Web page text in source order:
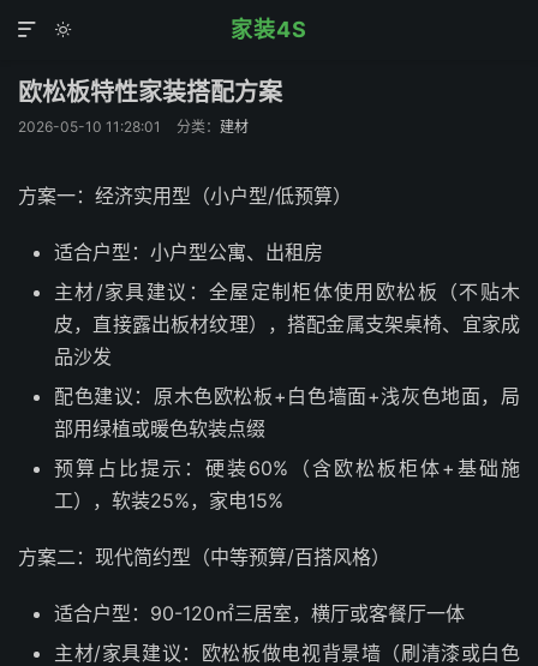
家装4S


欧松板特性家装搭配方案
2026-05-10 11:28:01 分类： 建材
方案一：经济实用型（小户型/低预算）
适合户型：小户型公寓、出租房
主材/家具建议：全屋定制柜体使用欧松板（不贴木
皮，直接露出板材纹理），搭配金属支架桌椅、宜家成
品沙发
配色建议：原木色欧松板+白色墙面+浅灰色地面，局
部用绿植或暖色软装点缀
预算占比提示：硬装60%（含欧松板柜体+基础施
工），软装25%，家电15%
方案二：现代简约型（中等预算/百搭风格）
适合户型：90-120㎡三居室，横厅或客餐厅一体
主材/家具建议：欧松板做电视背景墙（刷清漆或白色